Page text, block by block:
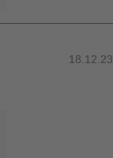
18.12.23